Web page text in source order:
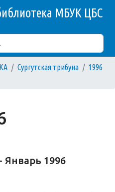
МБУК ЦБС
Сургутская трибуна
1996
Январь 1996